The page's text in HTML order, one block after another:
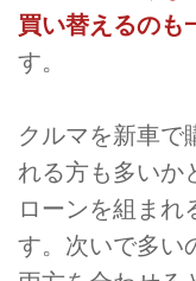
買い替えるのも
す。
クルマを新車で
れる方も多いか
ローンを組まれ
す。次いで多い